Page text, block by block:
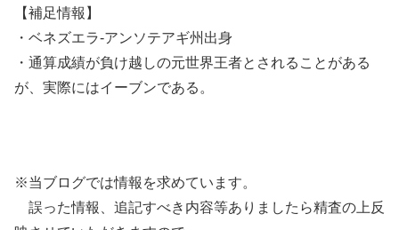
【補足情報】
・ベネズエラ-アンソテアギ州出身
・通算成績が負け越しの元世界王者とされることがある
が、実際にはイーブンである。
※当ブログでは情報を求めています。
誤った情報、追記すべき内容等ありましたら精査の上反